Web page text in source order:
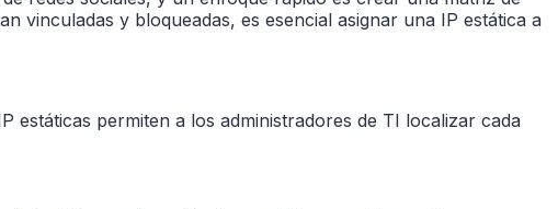
vinculadas y bloqueadas, es esencial asignar una IP estática a
estáticas permiten a los administradores de TI localizar cada